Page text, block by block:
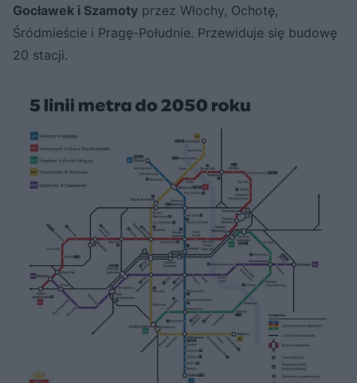
Gocławek i Szamoty przez Włochy, Ochotę,
Śródmieście i Pragę-Południe. Przewiduje się budowę
20 stacji.